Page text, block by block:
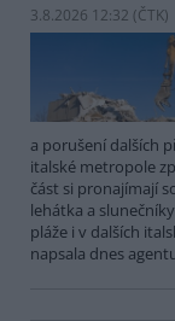
3.8.2026 12:32 (ČTK)
a porušení dalších
italské metropole
část si pronajímají
lehátka a
pláže i v dalších
napsala dnes